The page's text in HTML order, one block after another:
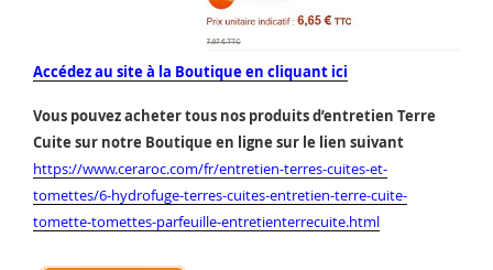
Accédez au site à la Boutique en cliquant ici
Vous pouvez acheter tous nos produits d’entretien Terre
Cuite sur notre Boutique en ligne sur le lien suivant
https://www.ceraroc.com/fr/entretien-terres-cuites-et-
tomettes/6-hydrofuge-terres-cuites-entretien-terre-cuite-
tomette-tomettes-parfeuille-entretienterrecuite.html